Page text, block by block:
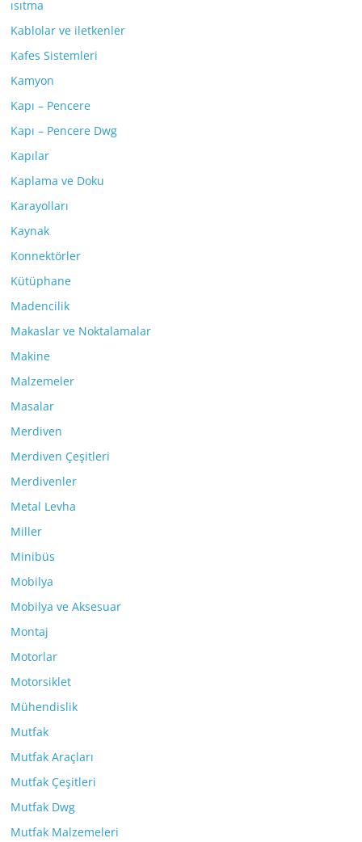
ısıtma
Kablolar ve iletkenler
Kafes Sistemleri
Kamyon
Kapı – Pencere
Kapı – Pencere Dwg
Kapılar
Kaplama ve Doku
Karayolları
Kaynak
Konnektörler
Kütüphane
Madencilik
Makaslar ve Noktalamalar
Makine
Malzemeler
Masalar
Merdiven
Merdiven Çeşitleri
Merdivenler
Metal Levha
Miller
Minibüs
Mobilya
Mobilya ve Aksesuar
Montaj
Motorlar
Motorsiklet
Mühendislik
Mutfak
Mutfak Araçları
Mutfak Çeşitleri
Mutfak Dwg
Mutfak Malzemeleri